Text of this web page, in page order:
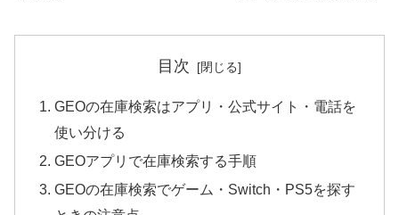
目次
GEOの在庫検索はアプリ・公式サイト・電話を
使い分ける
GEOアプリで在庫検索する手順
GEOの在庫検索でゲーム・Switch・PS5を探す